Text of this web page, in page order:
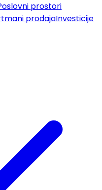
prostori
prodajaInvesticije